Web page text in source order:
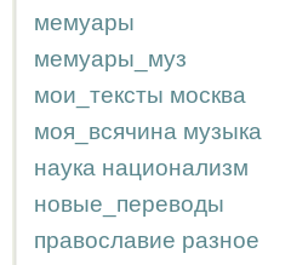
мемуары
мемуары_муз
мои_тексты москва
моя_всячина музыка
наука национализм
новые_переводы
православие разное